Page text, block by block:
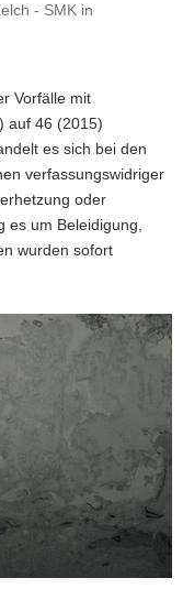
- SMK in
Vorfälle mit
auf 46 (2015)
es sich bei den
verfassungswidriger
oder
es um Beleidigung,
wurden sofort